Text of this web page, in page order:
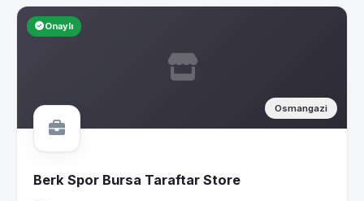
Onaylı
Osmangazi
Berk Spor Bursa Taraftar Store